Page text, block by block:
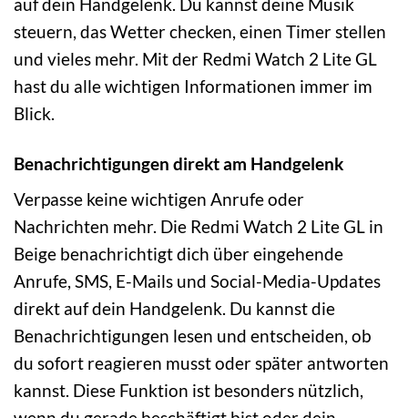
steuern, das Wetter checken, einen Timer stellen
und vieles mehr. Mit der Redmi Watch 2 Lite GL
hast du alle wichtigen Informationen immer im
Blick.
Benachrichtigungen direkt am Handgelenk
Verpasse keine wichtigen Anrufe oder
Nachrichten mehr. Die Redmi Watch 2 Lite GL in
Beige benachrichtigt dich über eingehende
Anrufe, SMS, E-Mails und Social-Media-Updates
direkt auf dein Handgelenk. Du kannst die
Benachrichtigungen lesen und entscheiden, ob
du sofort reagieren musst oder später antworten
kannst. Diese Funktion ist besonders nützlich,